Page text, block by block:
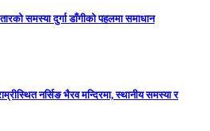
समस्या दुर्गा डाँगीको पहलमा समाधान
नर्सिङ भैरव मन्दिरमा, स्थानीय समस्या र